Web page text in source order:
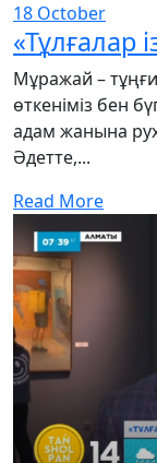
18 October
«Тұлғалар
Мұражай –
өткеніміз бен
адам жанына
Әдетте,...
Read More